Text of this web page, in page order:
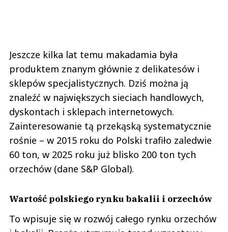
Jeszcze kilka lat temu makadamia była
produktem znanym głównie z delikatesów i
sklepów specjalistycznych. Dziś można ją
znaleźć w największych sieciach handlowych,
dyskontach i sklepach internetowych.
Zainteresowanie tą przekąską systematycznie
rośnie – w 2015 roku do Polski trafiło zaledwie
60 ton, w 2025 roku już blisko 200 ton tych
orzechów (dane S&P Global).
Wartość polskiego rynku bakalii i orzechów
To wpisuje się w rozwój całego rynku orzechów